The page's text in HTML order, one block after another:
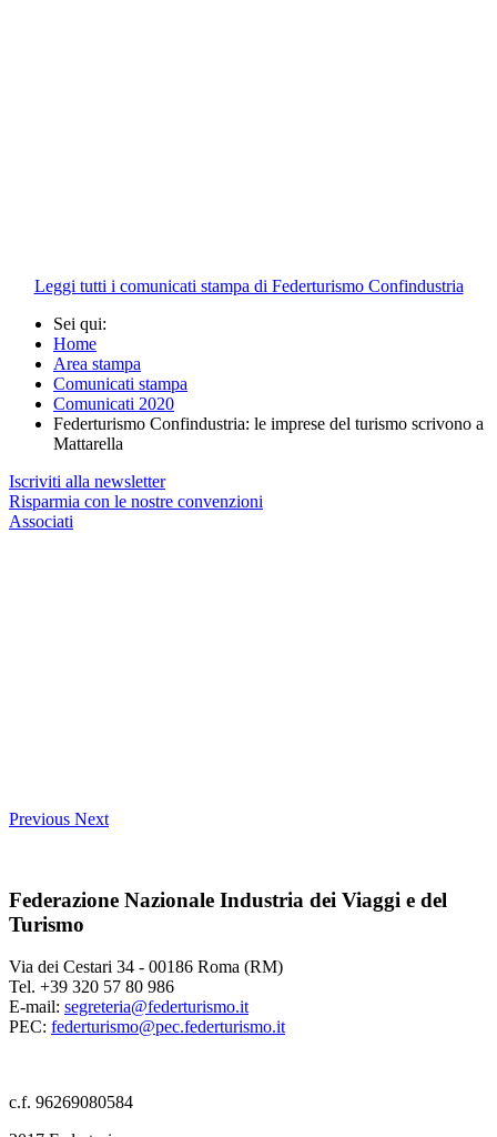
Leggi tutti i comunicati stampa di Federturismo Confindustria
Sei qui:
Home
Area stampa
Comunicati stampa
Comunicati 2020
Federturismo Confindustria: le imprese del turismo scrivono a
Mattarella
Iscriviti alla newsletter
Risparmia con le nostre convenzioni
Associati
Previous Next
Federazione Nazionale Industria dei Viaggi e del
Turismo
Via dei Cestari 34 - 00186 Roma (RM)
Tel. +39 320 57 80 986
E-mail: segreteria@federturismo.it
PEC: federturismo@pec.federturismo.it
c.f. 96269080584